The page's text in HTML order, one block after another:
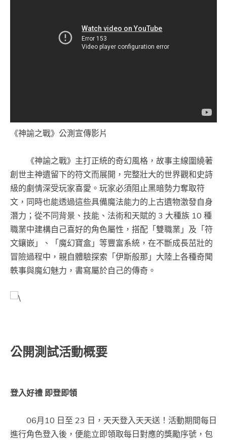
《神諭之戰》公測宣傳影片
《神諭之戰》主打正統的奇幻風格，故事主線圍繞著
創世主神遺留下的符文而展開，完整壯大的世界觀和史詩
級的劇情深受玩家喜愛。玩家必須阻止黑暗勢力奪取符
文，同時也能透過這些具備魔法能力的上古遺物激發自身
潛力；從不同背景、技能、法術和天賦的 3 大種族 10 種
職業中建構自己喜好的角色屬性，搭配「雙職業」及「符
文鑲嵌」、「魔幻寶盒」等豐富系統，在不斷成長茁壯的
冒險過程中，親自體驗探索「伊斯般那」大陸上各種奇聞
軼事與魔幻魅力，書寫屬於自己的傳奇。
公開測試活動概要
登入好禮 即登即領
06月10 日至 23 日，天天登入天天送！活動期間每日
進行角色登入後，便能立即領取每日對應的獎勵序號，包